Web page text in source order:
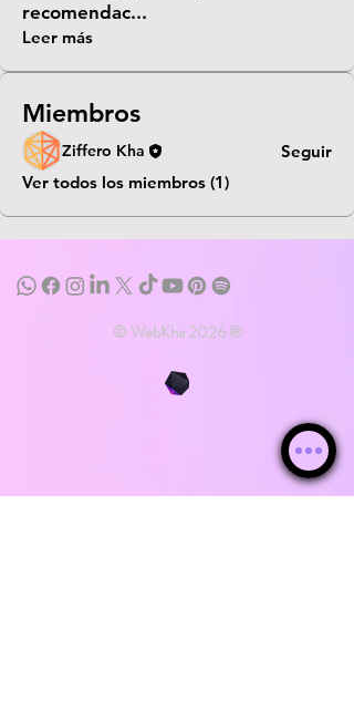
recomendac...
Leer más
Miembros
Ziffero Kha
Seguir
Ver todos los miembros (1)
© WebKha 2026 ®